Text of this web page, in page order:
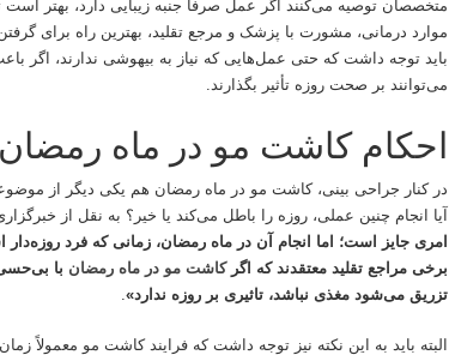
متخصصان توصیه می‌کنند اگر عمل صرفاً جنبه زیبایی دارد، بهتر است
موارد درمانی، مشورت با پزشک و مرجع تقلید، بهترین راه برای
باید توجه داشت که حتی عمل‌هایی که نیاز به بیهوشی ندارند،
می‌توانند بر صحت روزه تأثیر بگذارند.
احکام کاشت مو در ماه رمضان
در کنار جراحی بینی، کاشت مو در ماه رمضان هم یکی دیگر از
آیا انجام چنین عملی، روزه را باطل می‌کند یا خیر؟ به نقل از
امری جایز است؛ اما انجام آن در ماه رمضان، زمانی که فرد
برخی مراجع تقلید معتقدند که اگرکاشت مو در ماه رمضان با
تزریق می‌شود مغذی نباشد، تاثیری بر روزه ندارد».
البته باید به این نکته نیز توجه داشت که فرایند کاشت مو